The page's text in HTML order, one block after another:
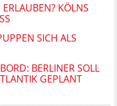
KÖLNS
SICH ALS
BERLINER SOLL
GEPLANT